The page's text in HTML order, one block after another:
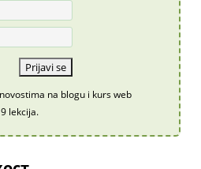
na blogu i kurs web
lekcija.